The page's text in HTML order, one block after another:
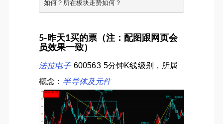
如何？所在板块走势如何？
5-昨天1买的票（注：配图跟网页会
员效果一致）
法拉电子 600563 5分钟K线级别，所属
概念： 半导体及元件